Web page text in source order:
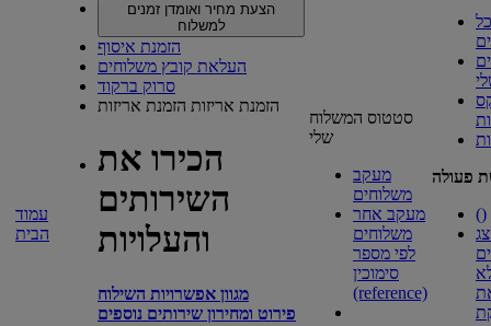
עמוד
הבית
הצעת מחיר ואומדן זמנים
למשלוח
הזמנת איסוף
העלאת קובץ משלוחים
סרוק ברקוד
הזמנת אריזות הזמנת אריזות
הכירו את
השירותים
והעלויות
מגוון אפשרויות השילוח
פירוט ומחירון שירותים נוספים
סטטוס המשלוח
שלי
מעקב
משלוחים
מעקב אחר
משלוחים
לפי מספר
סימוכין
(reference)
כל
פעולה
()